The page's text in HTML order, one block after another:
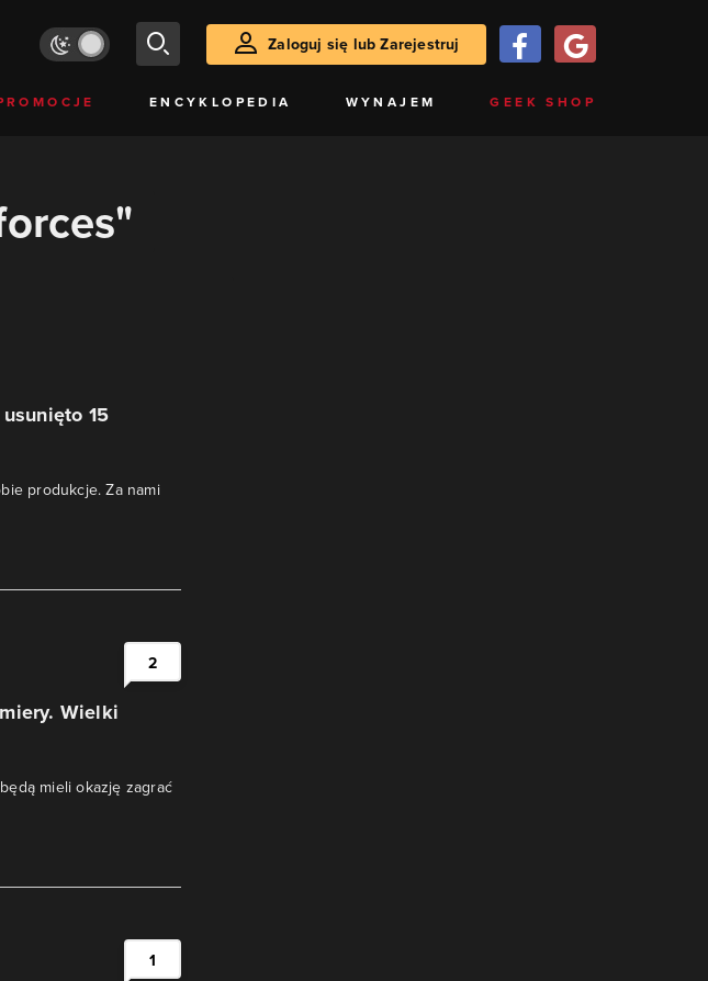
Zaloguj się lub Zarejestruj
ENCYKLOPEDIA WYNAJEM GEEK SHOP
15
produkcje. Za nami
Wielki
mieli okazję zagrać
2
1